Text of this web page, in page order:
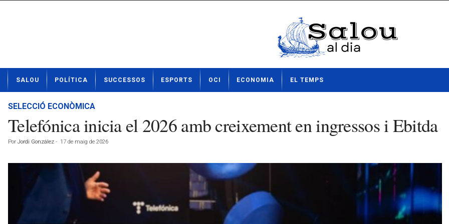
t
SALOU POLÍTICA SUCCESSOS ESPORTS OCI ECONOMIA EL TEMPS
SELECCIÓ ECONÒMICA
Telefónica inicia el 2026 amb creixement en ingressos i Ebitda
Por Jordi González - 17 de maig de 2026